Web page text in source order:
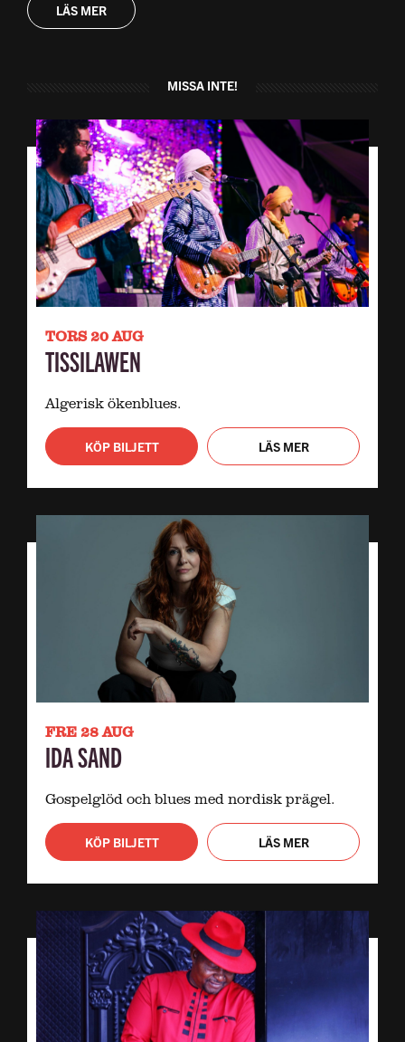
LÄS MER
MISSA INTE!
TORS 20 AUG
TISSILAWEN
Algerisk ökenblues.
KÖP BILJETT LÄS MER
FRE 28 AUG
IDA SAND
Gospelglöd och blues med nordisk prägel.
KÖP BILJETT LÄS MER